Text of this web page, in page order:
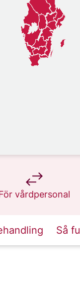
vårdpersonal
på 1177.se
Så